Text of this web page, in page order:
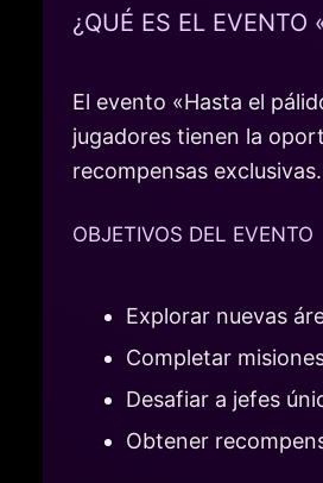
¿QUÉ ES EL EVENTO
El evento «Hasta el
jugadores tienen la
recompensas
OBJETIVOS DEL EVENTO
Explorar nuevas
Completar
Desafiar a jefes
Obtener